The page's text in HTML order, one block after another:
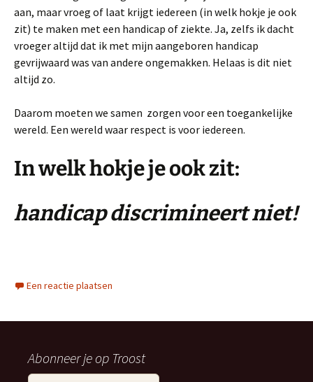
aan, maar vroeg of laat krijgt iedereen (in welk hokje je ook
zit) te maken met een handicap of ziekte. Ja, zelfs ik dacht
vroeger altijd dat ik met mijn aangeboren handicap
gevrijwaard was van andere ongemakken. Helaas is dit niet
altijd zo.
Daarom moeten we samen zorgen voor een toegankelijke
wereld. Een wereld waar respect is voor iedereen.
In welk hokje je ook zit:
handicap discrimineert niet!
Een reactie plaatsen
Abonneer je op Troost